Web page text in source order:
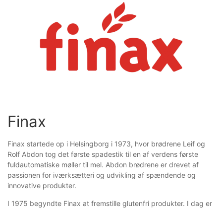
Finax
Finax startede op i Helsingborg i 1973, hvor brødrene Leif og
Rolf Abdon tog det første spadestik til en af verdens første
fuldautomatiske møller til mel. Abdon brødrene er drevet af
passionen for iværksætteri og udvikling af spændende og
innovative produkter.
I 1975 begyndte Finax at fremstille glutenfri produkter. I dag er